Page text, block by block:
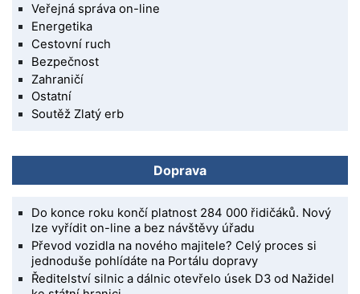
Veřejná správa on-line
Energetika
Cestovní ruch
Bezpečnost
Zahraničí
Ostatní
Soutěž Zlatý erb
Doprava
Do konce roku končí platnost 284 000 řidičáků. Nový
lze vyřídit on-line a bez návštěvy úřadu
Převod vozidla na nového majitele? Celý proces si
jednoduše pohlídáte na Portálu dopravy
Ředitelství silnic a dálnic otevřelo úsek D3 od Nažidel